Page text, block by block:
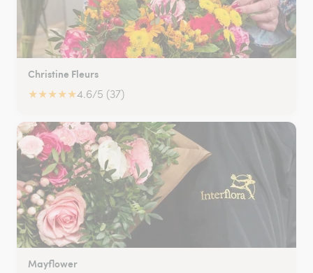
Christine Fleurs
★★★★★4.6/5 (37)
Mayflower